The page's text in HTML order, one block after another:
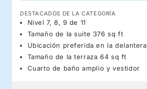
DESTACADOS DE LA CATEGORÍA
Nivel 7, 8, 9 de 11
Tamaño de la suite 376 sq ft
Ubicación preferida en la delantera
Tamaño de la terraza 64 sq ft
Cuarto de baño amplio y vestidor